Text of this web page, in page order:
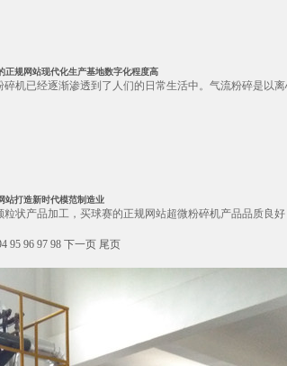
正规网站现代化生产基地数字化程度高
机已经逐渐渗透到了人们的日常生活中。气流粉碎是以
站打造新时代模范制造业
状产品加工，买球赛的正规网站超微粉碎机产品品质良
95 96 97 98 下一页 尾页